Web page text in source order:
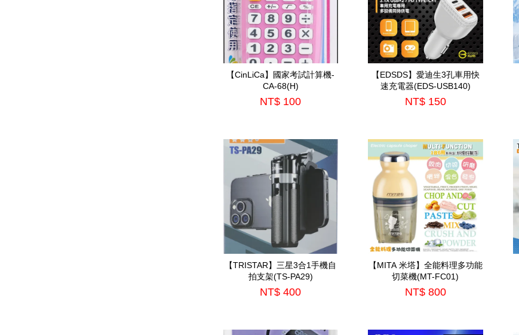
【CinLiCa】國家考試計算機-
CA-68(H)
NT$ 100
【EDSDS】愛迪生3孔車用快
速充電器(EDS-USB140)
NT$ 150
【TRISTAR】三星3合1手機自
拍支架(TS-PA29)
NT$ 400
【MITA 米塔】全能料理多功能
切菜機(MT-FC01)
NT$ 800